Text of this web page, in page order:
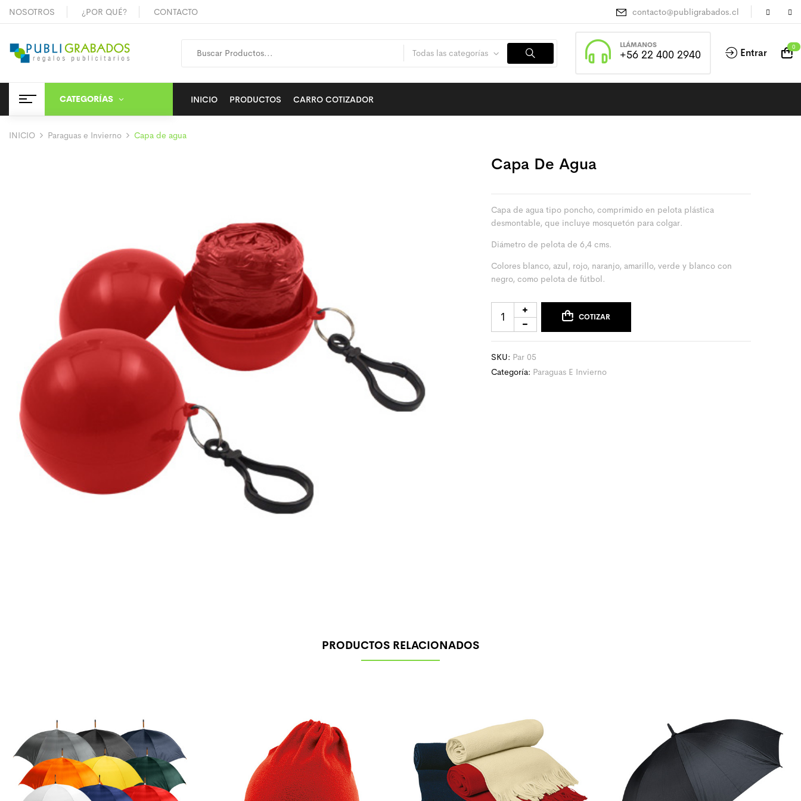
NOSOTROS ¿POR QUÉ? CONTACTO contacto@publigrabados.cl
Todas las categorías
LLÁMANOS
+56 22 400 2940 Entrar 0
CATEGORÍAS INICIO PRODUCTOS CARRO COTIZADOR
INICIO Paraguas e Invierno Capa de agua
Capa De Agua
Capa de agua tipo poncho, comprimido en pelota plástica
desmontable, que incluye mosquetón para colgar.
Diámetro de pelota de 6,4 cms.
Colores blanco, azul, rojo, naranjo, amarillo, verde y blanco con
negro, como pelota de fútbol.
COTIZAR
SKU: Par 05
Categoría: Paraguas E Invierno
PRODUCTOS RELACIONADOS